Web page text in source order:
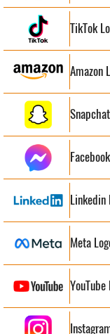
TikTok
Amazon
Linkedin
Meta
YouTube